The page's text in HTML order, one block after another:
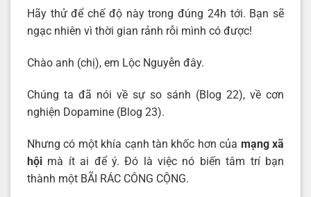
Hãy thử để chế độ này trong đúng 24h tới. Bạn sẽ
ngạc nhiên vì thời gian rảnh rỗi mình có được!
Chào anh (chị), em Lộc Nguyễn đây.
Chúng ta đã nói về sự so sánh (Blog 22), về cơn
nghiện Dopamine (Blog 23).
Nhưng có một khía cạnh tàn khốc hơn của mạng xã
hội mà ít ai để ý. Đó là việc nó biến tâm trí bạn
thành một BÃI RÁC CÔNG CỘNG.